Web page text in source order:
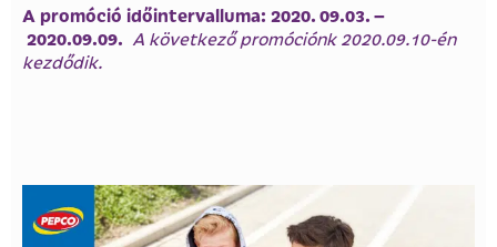
A promóció időintervalluma: 2020. 09.03. –
2020.09.09. A következő promóciónk 2020.09.10-én
kezdődik.